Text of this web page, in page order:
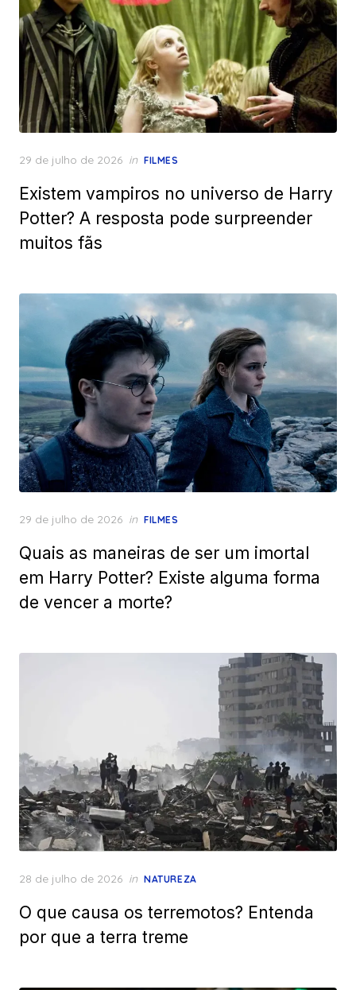
Posted
29 de julho de 2026 in FILMES
Existem vampiros no universo de Harry
Potter? A resposta pode surpreender
muitos fãs
Posted
29 de julho de 2026 in FILMES
Quais as maneiras de ser um imortal
em Harry Potter? Existe alguma forma
de vencer a morte?
Posted
28 de julho de 2026 in NATUREZA
O que causa os terremotos? Entenda
por que a terra treme